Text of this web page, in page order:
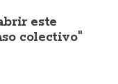
este
colectivo"